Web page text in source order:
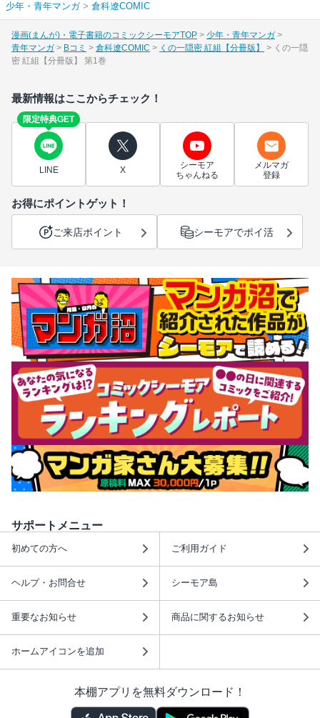
少年・青年マンガ> 倉科遼COMIC
漫画(まんが)・電子書籍のコミックシーモアTOP
少年・青年マンガ
青年マンガ
Bコミ 倉科遼COMIC くの一隠密 紅組【分冊版】
くの一隠
密 紅組【分冊版】 第1巻
最新情報はここからチェック！
限定特典GET
LINE X
シーモア
ちゃんねる
メルマガ
登録
お得にポイントゲット！
ご来店ポイント シーモアでポイ活
サポートメニュー
初めての方へ ご利用ガイド
ヘルプ・お問合せ シーモア島
重要なお知らせ 商品に関するお知らせ
ホームアイコンを追加
本棚アプリを無料ダウンロード！